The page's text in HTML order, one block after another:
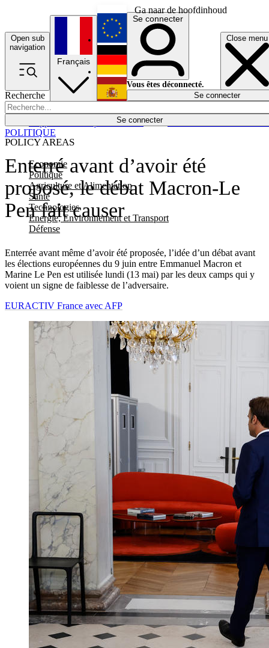
Ga naar de hoofdinhoud
Open sub
navigation
Close menu
Recherche
Se connecter
POLICY AREAS
Economie
Politique
Agriculture et Alimentation
Santé
Technologies
Energie, Environnement et Transport
Défense
Économie
Français
English
Deutsch
Español
Se connecter
Vous êtes déconnecté.
Se connecter
Enterré avant d’avoir été
proposé, le débat Macron-Le
Pen fait causer
Enterrée avant même d’avoir été proposée, l’idée d’un débat avant
les élections européennes du 9 juin entre Emmanuel Macron et
Marine Le Pen est utilisée lundi (13 mai) par les deux camps qui y
voient un signe de faiblesse de l’adversaire.
POLITIQUE
EURACTIV France avec AFP